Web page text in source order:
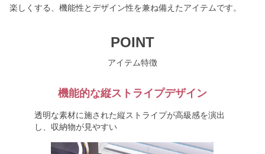
楽しくする、機能性とデザイン性を兼ね備えたアイテムです。
POINT
アイテム特徴
機能的な縦ストライプデザイン
透明な素材に施された縦ストライプが高級感を演出
し、収納物が見やすい